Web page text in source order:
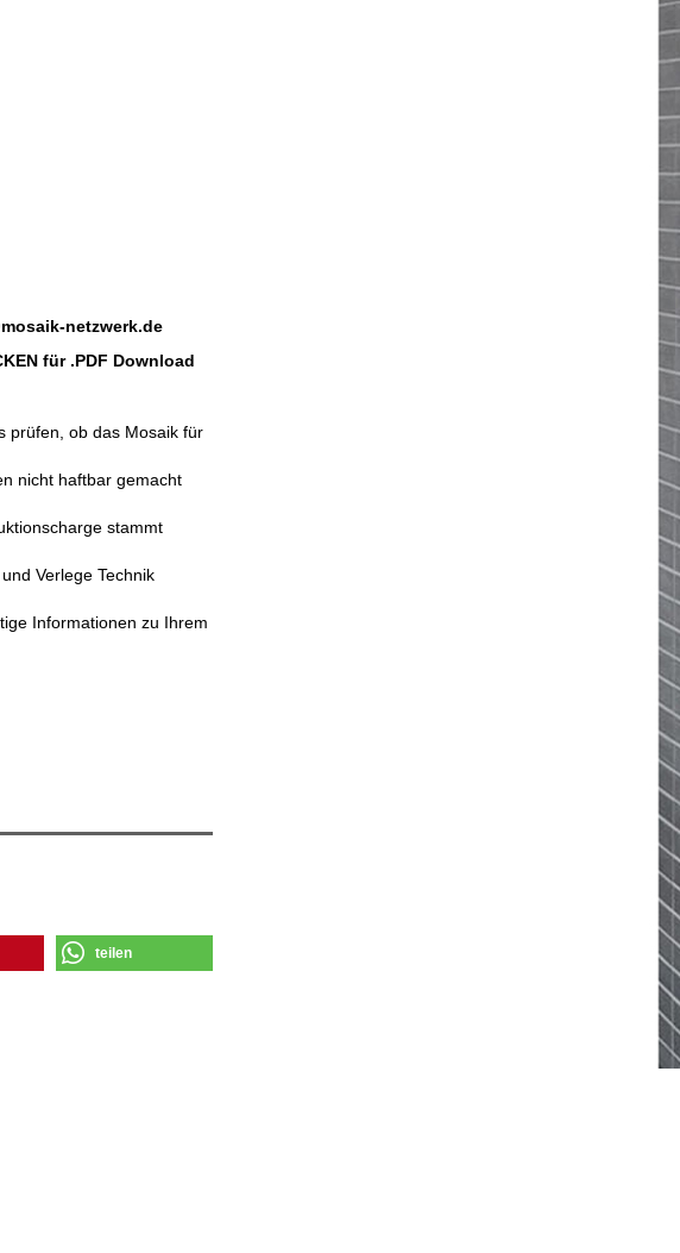
netzwerk.de
für .PDF Download
prüfen, ob das Mosaik für
nicht haftbar gemacht
stammt
Verlege Technik
Informationen zu Ihrem
teilen